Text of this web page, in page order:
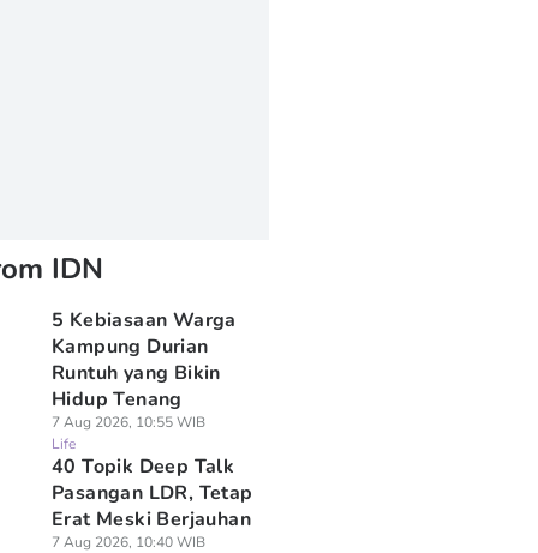
IDN
5 Kebiasaan Warga
Kampung Durian
Runtuh yang Bikin
Hidup Tenang
7 Aug 2026, 10:55 WIB
Life
40 Topik Deep Talk
Pasangan LDR, Tetap
Erat Meski Berjauhan
7 Aug 2026, 10:40 WIB